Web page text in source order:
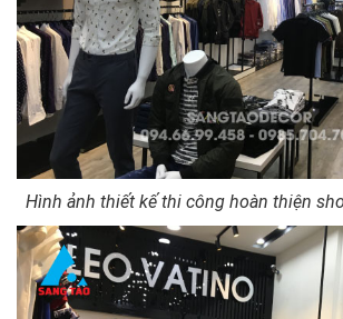
Hình ảnh thiết kế thi công hoàn thiện